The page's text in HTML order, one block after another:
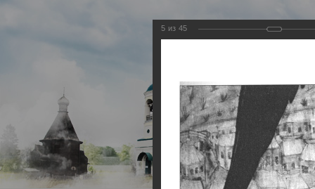
5 из 45